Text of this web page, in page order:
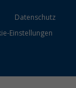
Datenschutz
Einstellungen